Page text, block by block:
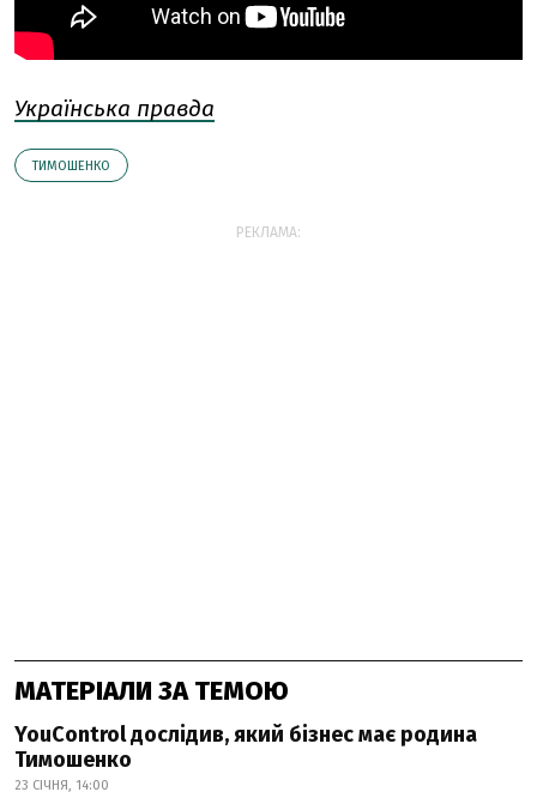
Українська правда
ТИМОШЕНКО
РЕКЛАМА:
МАТЕРІАЛИ ЗА ТЕМОЮ
YouControl дослідив, який бізнес має родина
Тимошенко
23 СІЧНЯ, 14:00